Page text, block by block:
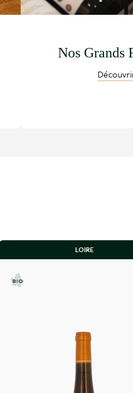
Nos Grands
LOIRE